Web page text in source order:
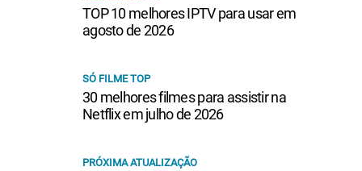
TOP 10 melhores IPTV para usar em
agosto de 2026
SÓ FILME TOP
30 melhores filmes para assistir na
Netflix em julho de 2026
PRÓXIMA ATUALIZAÇÃO